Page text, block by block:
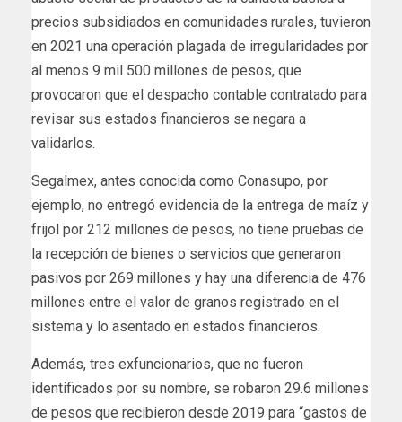
precios subsidiados en comunidades rurales, tuvieron
en 2021 una operación plagada de irregularidades por
al menos 9 mil 500 millones de pesos, que
provocaron que el despacho contable contratado para
revisar sus estados financieros se negara a
validarlos.
Segalmex, antes conocida como Conasupo, por
ejemplo, no entregó evidencia de la entrega de maíz y
frijol por 212 millones de pesos, no tiene pruebas de
la recepción de bienes o servicios que generaron
pasivos por 269 millones y hay una diferencia de 476
millones entre el valor de granos registrado en el
sistema y lo asentado en estados financieros.
Además, tres exfuncionarios, que no fueron
identificados por su nombre, se robaron 29.6 millones
de pesos que recibieron desde 2019 para “gastos de